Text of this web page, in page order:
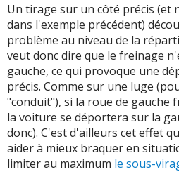
Un tirage sur un côté précis (et
dans l'exemple précédent)
problème au niveau de la
veut donc dire que le freinage
gauche, ce qui provoque une
précis. Comme sur une luge
"conduit"), si la roue de gauche
la voiture se déportera sur la
donc). C'est d'ailleurs cet effet
aider à mieux braquer en
limiter au maximum le sous-